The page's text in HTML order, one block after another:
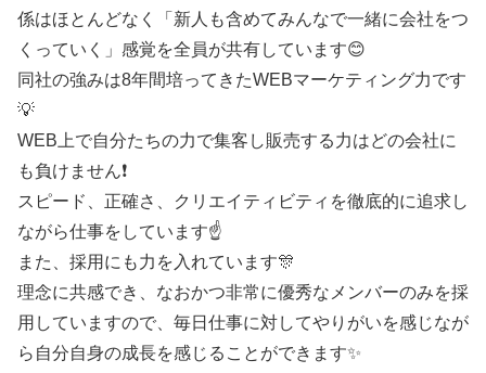
係はほとんどなく「新人も含めてみんなで一緒に会社をつ
くっていく」感覚を全員が共有しています😊
同社の強みは8年間培ってきたWEBマーケティング力です
💡
WEB上で自分たちの力で集客し販売する力はどの会社に
も負けません❗
スピード、正確さ、クリエイティビティを徹底的に追求し
ながら仕事をしています☝️
また、採用にも力を入れています🎊
理念に共感でき、なおかつ非常に優秀なメンバーのみを採
用していますので、毎日仕事に対してやりがいを感じなが
ら自分自身の成長を感じることができます✨